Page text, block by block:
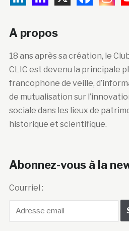
A propos
18 ans après sa création, le
CLIC est devenu la principale
francophone de veille,
de mutualisation sur
sociale dans les lieux de
historique et scientifique.
Abonnez-vous à la
Courriel :